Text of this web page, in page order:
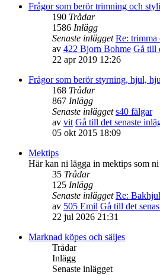
Frågor som berör trimning och
190 Trådar
1586 Inlägg
Senaste inlägget Re: trimma
av 422 Bjorn Bohme Gå till
22 apr 2019 12:26
Frågor som berör styrning, hjul,
168 Trådar
867 Inlägg
Senaste inlägget s40 fälgar
av vit Gå till det senaste
05 okt 2015 18:09
Mektips
Här kan ni lägga in mektips som
35 Trådar
125 Inlägg
Senaste inlägget Re:
av 505 Emil Gå till det
22 jul 2026 21:31
Marknad köpes och säljes
Trådar
Inlägg
Senaste inlägget